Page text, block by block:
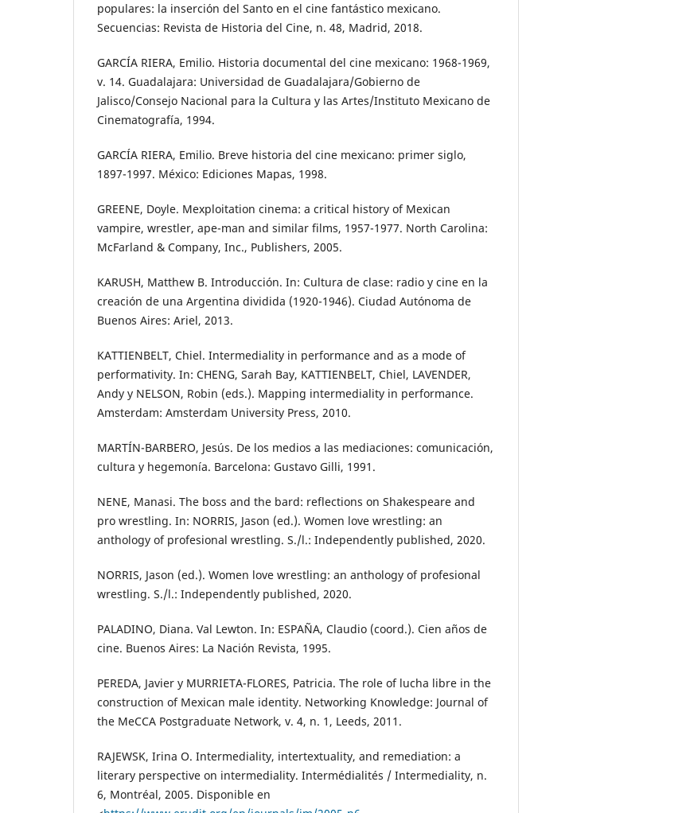
populares: la inserción del Santo en el cine fantástico mexicano.
Secuencias: Revista de Historia del Cine, n. 48, Madrid, 2018.
GARCÍA RIERA, Emilio. Historia documental del cine mexicano: 1968-1969,
v. 14. Guadalajara: Universidad de Guadalajara/Gobierno de
Jalisco/Consejo Nacional para la Cultura y las Artes/Instituto Mexicano de
Cinematografía, 1994.
GARCÍA RIERA, Emilio. Breve historia del cine mexicano: primer siglo,
1897-1997. México: Ediciones Mapas, 1998.
GREENE, Doyle. Mexploitation cinema: a critical history of Mexican
vampire, wrestler, ape-man and similar films, 1957-1977. North Carolina:
McFarland & Company, Inc., Publishers, 2005.
KARUSH, Matthew B. Introducción. In: Cultura de clase: radio y cine en la
creación de una Argentina dividida (1920-1946). Ciudad Autónoma de
Buenos Aires: Ariel, 2013.
KATTIENBELT, Chiel. Intermediality in performance and as a mode of
performativity. In: CHENG, Sarah Bay, KATTIENBELT, Chiel, LAVENDER,
Andy y NELSON, Robin (eds.). Mapping intermediality in performance.
Amsterdam: Amsterdam University Press, 2010.
MARTÍN-BARBERO, Jesús. De los medios a las mediaciones: comunicación,
cultura y hegemonía. Barcelona: Gustavo Gilli, 1991.
NENE, Manasi. The boss and the bard: reflections on Shakespeare and
pro wrestling. In: NORRIS, Jason (ed.). Women love wrestling: an
anthology of profesional wrestling. S./l.: Independently published, 2020.
NORRIS, Jason (ed.). Women love wrestling: an anthology of profesional
wrestling. S./l.: Independently published, 2020.
PALADINO, Diana. Val Lewton. In: ESPAÑA, Claudio (coord.). Cien años de
cine. Buenos Aires: La Nación Revista, 1995.
PEREDA, Javier y MURRIETA-FLORES, Patricia. The role of lucha libre in the
construction of Mexican male identity. Networking Knowledge: Journal of
the MeCCA Postgraduate Network, v. 4, n. 1, Leeds, 2011.
RAJEWSK, Irina O. Intermediality, intertextuality, and remediation: a
literary perspective on intermediality. Intermédialités / Intermediality, n.
6, Montréal, 2005. Disponible en